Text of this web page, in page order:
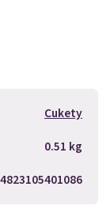
Cukety
0.51 kg
4823105401086